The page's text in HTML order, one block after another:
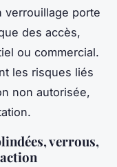
verrouillage porte
des accès,
ou commercial.
les risques liés
non autorisée,
verrous,